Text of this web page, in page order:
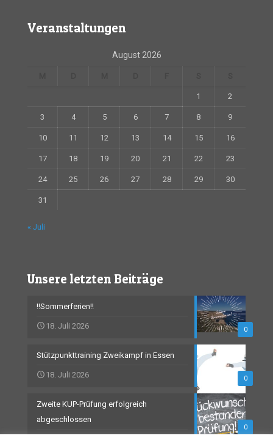
Veranstaltungen
August 2026
1 2
3 4 5 6 7 8 9
10 11 12 13 14 15 16
17 18 19 20 21 22 23
24 25 26 27 28 29 30
31
« Juli
Unsere letzten Beiträge
0
!!Sommerferien!!
18. Juli 2026
0
Stützpunkttraining Zweikampf in Essen
18. Juli 2026
0
Zweite KUP-Prüfung erfolgreich
abgeschlossen